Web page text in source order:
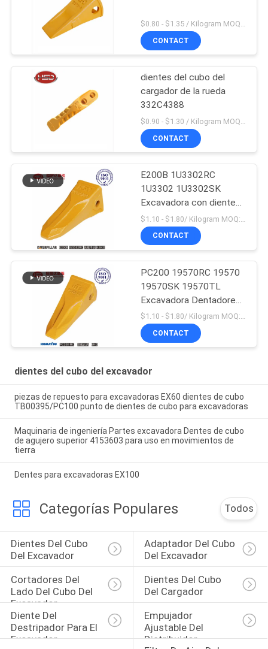
CONTACT
dientes del cubo del
cargador de la rueda
332C4388
CONTACT
E200B 1U3302RC
1U3302 1U3302SK
Excavadora con dientes
de cubo Producción en
masa
CONTACT
PC200 19570RC 19570
19570SK 19570TL
Excavadora Dentadores
de cubo duraderos para
Komatsu
$1.10 - $1.80/ Kilogram MOQ:100 kilogramos/kilogramos
CONTACT
dientes del cubo del excavador
piezas de repuesto para excavadoras EX60 dientes de cubo
TB00395/PC100 punto de dientes de cubo para excavadoras
Maquinaria de ingeniería Partes excavadora Dentes de cubo
de agujero superior 4153603 para uso en movimientos de
tierra
Dentes para excavadoras EX100
Categorías Populares Todos
Dientes Del Cubo
Del Excavador
Adaptador Del Cubo
Del Excavador
Cortadores Del
Lado Del Cubo Del
Excavador
Dientes Del Cubo
Del Cargador
Diente Del
Destripador Para El
Excavador
Empujador
Ajustable Del
Distribuidor